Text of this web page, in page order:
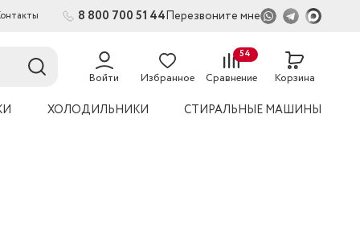
8 800 700 51 44Перезвоните мне
Войти Избранное Сравнение
54
Корзина
ХОЛОДИЛЬНИКИ СТИРАЛЬНЫЕ МАШИНЫ